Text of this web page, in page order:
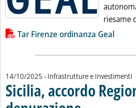
riesame
Lista allegati PDF alla notizia
Tar Firenze ordinanza Geal
14/10/2025 - Infrastrutture e Investimenti
Sicilia, accordo
. Sottotitolo: Tempi
. Pubblicata martedì